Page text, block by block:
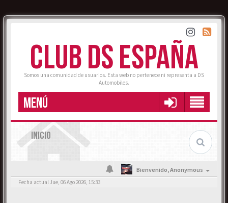
CLUB DS ESPAÑA
Somos una comunidad de usuarios. Esta web no pertenece ni representa a DS
Automobiles.
MENÚ
INICIO
Bienvenido,Anonymous
Fecha actual Jue, 06 Ago 2026, 15:33